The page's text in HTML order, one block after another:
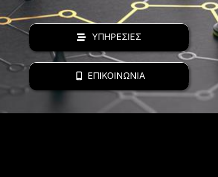
ΥΠΗΡΕΣΙΕΣ
ΕΠΙΚΟΙΝΩΝΙΑ